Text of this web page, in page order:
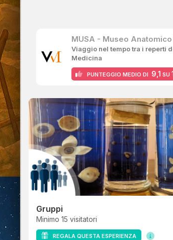
MUSA - Museo
Viaggio nel tempo tra i reperti
Medicina
PUNTEGGIO MEDIO DI 9,1 SU
Gruppi
Minimo 15 visitatori
REGALA QUESTA ESPERIENZA